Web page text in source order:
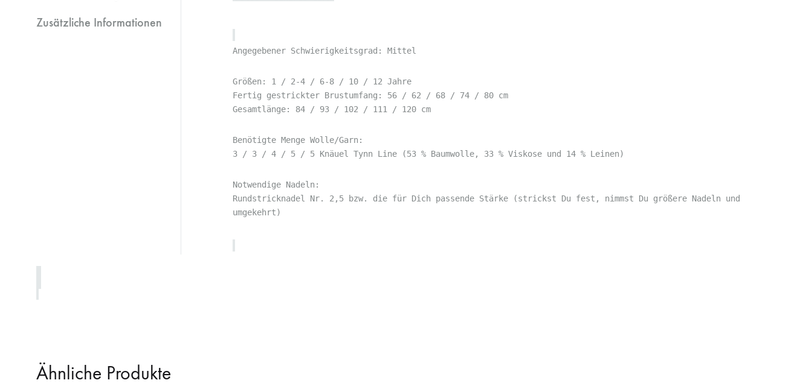
Zusätzliche Informationen
Angegebener Schwierigkeitsgrad: Mittel
Größen: 1 / 2-4 / 6-8 / 10 / 12 Jahre
Fertig gestrickter Brustumfang: 56 / 62 / 68 / 74 / 80 cm
Gesamtlänge: 84 / 93 / 102 / 111 / 120 cm
Benötigte Menge Wolle/Garn:
3 / 3 / 4 / 5 / 5 Knäuel Tynn Line (53 % Baumwolle, 33 % Viskose und 14 % Leinen)
Notwendige Nadeln:
Rundstricknadel Nr. 2,5 bzw. die für Dich passende Stärke (strickst Du fest, nimmst Du größere Nadeln und
umgekehrt)
Ähnliche Produkte